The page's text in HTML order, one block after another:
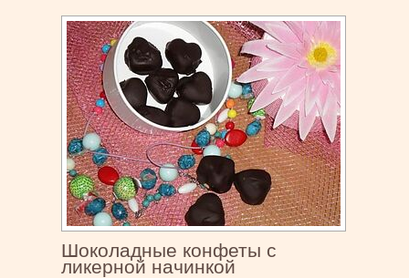
Шоколадные конфеты с
ликерной начинкой